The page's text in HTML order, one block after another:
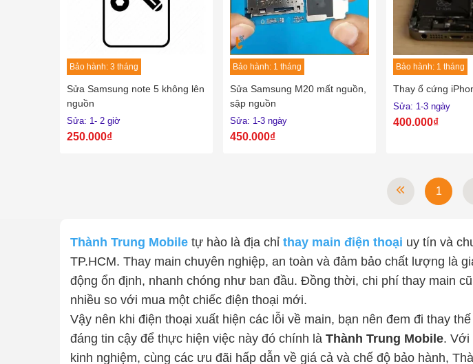
Bảo hành: 3 tháng
Sửa Samsung note 5 không lên
nguồn
Sửa: 1- 2 giờ
250.000₫
Bảo hành: 1 tháng
Sửa Samsung M20 mất nguồn,
sập nguồn
Sửa: 1-3 ngày
450.000₫
Bảo hành: 1 tháng
Thay ổ cứng
Sửa: 1-3 ngày
400.000₫
1
Thành Trung Mobile tự hào là địa chỉ thay main điện thoại uy tín và
TP.HCM. Thay main chuyên nghiệp, an toàn và đảm bảo chất lượng là
động ổn định, nhanh chóng như ban đầu. Đồng thời, chi phí thay main
nhiều so với mua một chiếc điện thoại mới.
Vậy nên khi điện thoại xuất hiện các lỗi về main, bạn nên đem đi thay
đáng tin cậy để thực hiện việc này đó chính là Thành Trung Mobile. Với
kinh nghiệm, cùng các ưu đãi hấp dẫn về giá cả và chế độ bảo hành,